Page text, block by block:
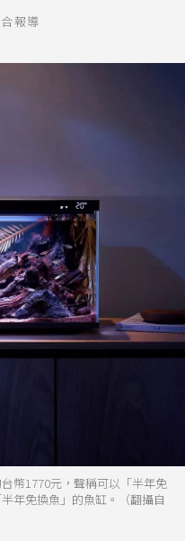
報導
幣1770元，聲稱可以「半年免
年免換魚」的魚缸。（翻攝自